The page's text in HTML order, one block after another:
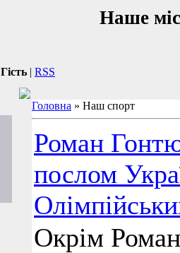
Наше
Гість | RSS
Головна » Наш спорт
Роман
послом
Окрім